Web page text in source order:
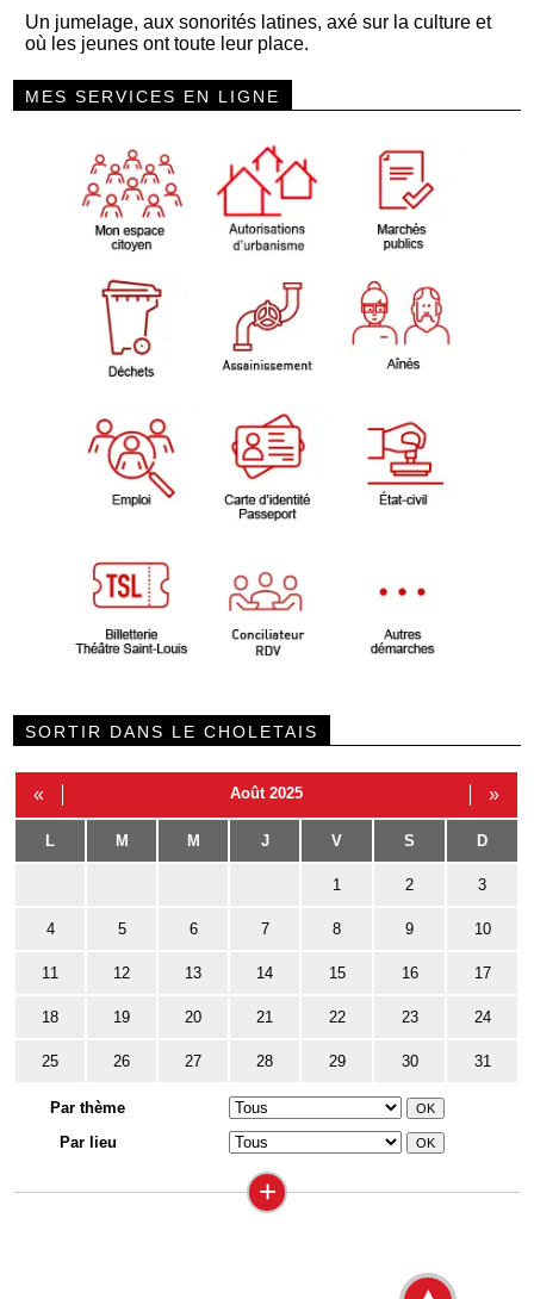
Un jumelage, aux sonorités latines, axé sur la culture et
où les jeunes ont toute leur place.
MES SERVICES EN LIGNE
SORTIR DANS LE CHOLETAIS
« Août 2025 »
L M M J V S D
1 2 3
4 5 6 7 8 9 10
11 12 13 14 15 16 17
18 19 20 21 22 23 24
25 26 27 28 29 30 31
Par thème
Par lieu
+